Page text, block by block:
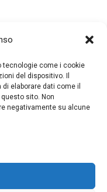
tecnologie come i cookie
del dispositivo. Il
elaborare dati come il
sito. Non
negativamente su alcune
i Termini e le
email potrà essere